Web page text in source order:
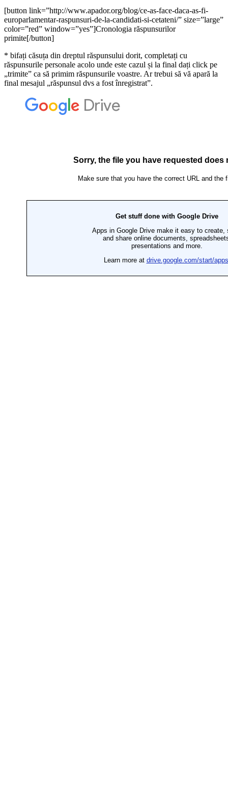
[button link=”http://www.apador.org/blog/ce-as-face-daca-as-fi-
europarlamentar-raspunsuri-de-la-candidati-si-cetateni/” size=”large”
color=”red” window=”yes”]Cronologia răspunsurilor
primite[/button]
* bifați căsuța din dreptul răspunsului dorit, completați cu
răspunsurile personale acolo unde este cazul și la final dați click pe
„trimite” ca să primim răspunsurile voastre. Ar trebui să vă apară la
final mesajul „răspunsul dvs a fost înregistrat”.